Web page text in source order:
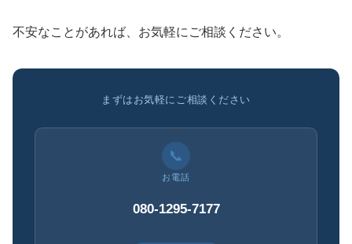
不安なことがあれば、お気軽にご相談ください。
まずはお気軽にご相談ください
📞
お電話
080-1295-7177